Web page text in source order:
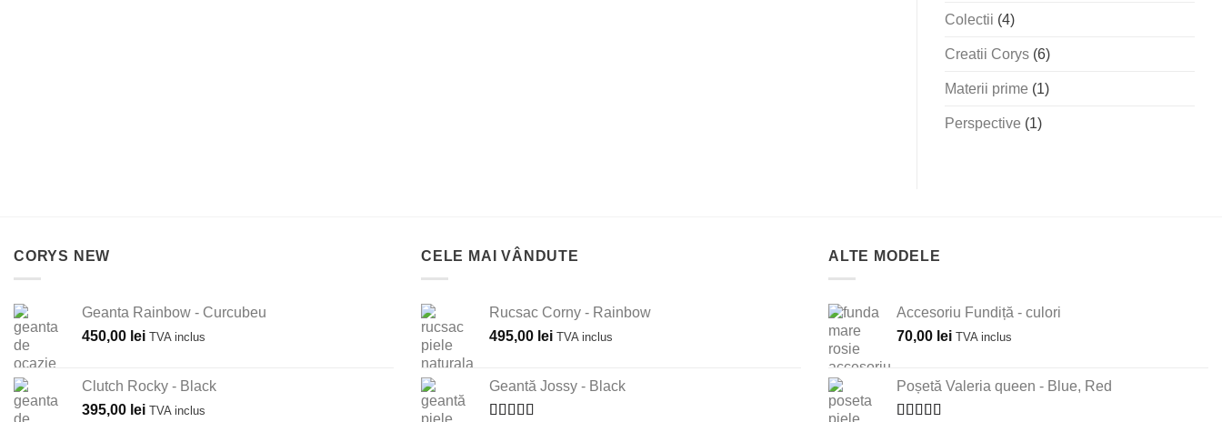
Colectii (4)
Creatii Corys (6)
Materii prime (1)
Perspective (1)
CORYS NEW
Geanta Rainbow - Curcubeu
450,00 lei TVA inclus
Clutch Rocky - Black
395,00 lei TVA inclus
CELE MAI VÂNDUTE
Rucsac Corny - Rainbow
495,00 lei TVA inclus
Geantă Jossy - Black
ALTE MODELE
Accesoriu Fundiță - culori
70,00 lei TVA inclus
Poșetă Valeria queen - Blue, Red